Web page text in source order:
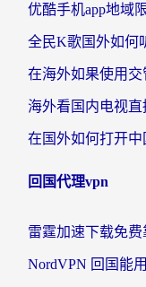
回国代理vpn